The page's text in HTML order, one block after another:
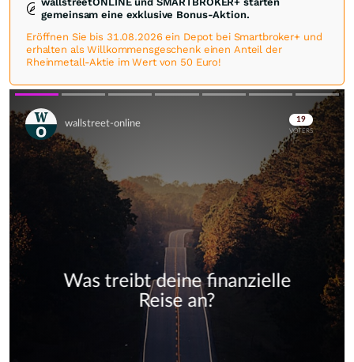
gemeinsam eine exklusive Bonus-Aktion.
Eröffnen Sie bis 31.08.2026 ein Depot bei Smartbroker+ und
erhalten als Willkommensgeschenk einen Anteil der
Rheinmetall-Aktie im Wert von 50 Euro!
Skip